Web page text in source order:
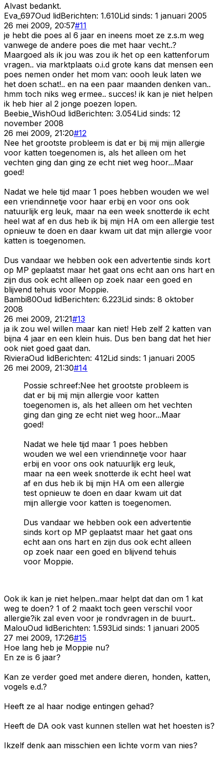
Alvast bedankt.
Eva_697Oud lidBerichten: 1.610Lid sinds: 1 januari 2005
26 mei 2009, 20:57#11
je hebt die poes al 6 jaar en ineens moet ze z.s.m weg
vanwege de andere poes die met haar vecht..?
Maargoed als ik jou was zou ik het op een kattenforum
vragen.. via marktplaats o.i.d grote kans dat mensen een
poes nemen onder het mom van: oooh leuk laten we
het doen schat!.. en na een paar maanden denken van..
hmm toch niks weg ermee.. succes! ik kan je niet helpen
ik heb hier al 2 jonge poezen lopen.
Beebie_WishOud lidBerichten: 3.054Lid sinds: 12
november 2008
26 mei 2009, 21:20#12
Nee het grootste probleem is dat er bij mij mijn allergie
voor katten toegenomen is, als het alleen om het
vechten ging dan ging ze echt niet weg hoor...Maar
goed!
Nadat we hele tijd maar 1 poes hebben wouden we wel
een vriendinnetje voor haar erbij en voor ons ook
natuurlijk erg leuk, maar na een week snotterde ik echt
heel wat af en dus heb ik bij mijn HA om een allergie test
opnieuw te doen en daar kwam uit dat mijn allergie voor
katten is toegenomen.
Dus vandaar we hebben ook een advertentie sinds kort
op MP geplaatst maar het gaat ons echt aan ons hart en
zijn dus ook echt alleen op zoek naar een goed en
blijvend tehuis voor Moppie.
Bambi80Oud lidBerichten: 6.223Lid sinds: 8 oktober
2008
26 mei 2009, 21:21#13
ja ik zou wel willen maar kan niet! Heb zelf 2 katten van
bijna 4 jaar en een klein huis. Dus ben bang dat het hier
ook niet goed gaat dan.
RivieraOud lidBerichten: 412Lid sinds: 1 januari 2005
26 mei 2009, 21:30#14
Possie schreef:Nee het grootste probleem is
dat er bij mij mijn allergie voor katten
toegenomen is, als het alleen om het vechten
ging dan ging ze echt niet weg hoor...Maar
goed!
Nadat we hele tijd maar 1 poes hebben
wouden we wel een vriendinnetje voor haar
erbij en voor ons ook natuurlijk erg leuk,
maar na een week snotterde ik echt heel wat
af en dus heb ik bij mijn HA om een allergie
test opnieuw te doen en daar kwam uit dat
mijn allergie voor katten is toegenomen.
Dus vandaar we hebben ook een advertentie
sinds kort op MP geplaatst maar het gaat ons
echt aan ons hart en zijn dus ook echt alleen
op zoek naar een goed en blijvend tehuis
voor Moppie.
Ook ik kan je niet helpen..maar helpt dat dan om 1 kat
weg te doen? 1 of 2 maakt toch geen verschil voor
allergie?ik zal even voor je rondvragen in de buurt..
MalouOud lidBerichten: 1.593Lid sinds: 1 januari 2005
27 mei 2009, 17:26#15
Hoe lang heb je Moppie nu?
En ze is 6 jaar?
Kan ze verder goed met andere dieren, honden, katten,
vogels e.d.?
Heeft ze al haar nodige entingen gehad?
Heeft de DA ook vast kunnen stellen wat het hoesten is?
Ikzelf denk aan misschien een lichte vorm van nies?